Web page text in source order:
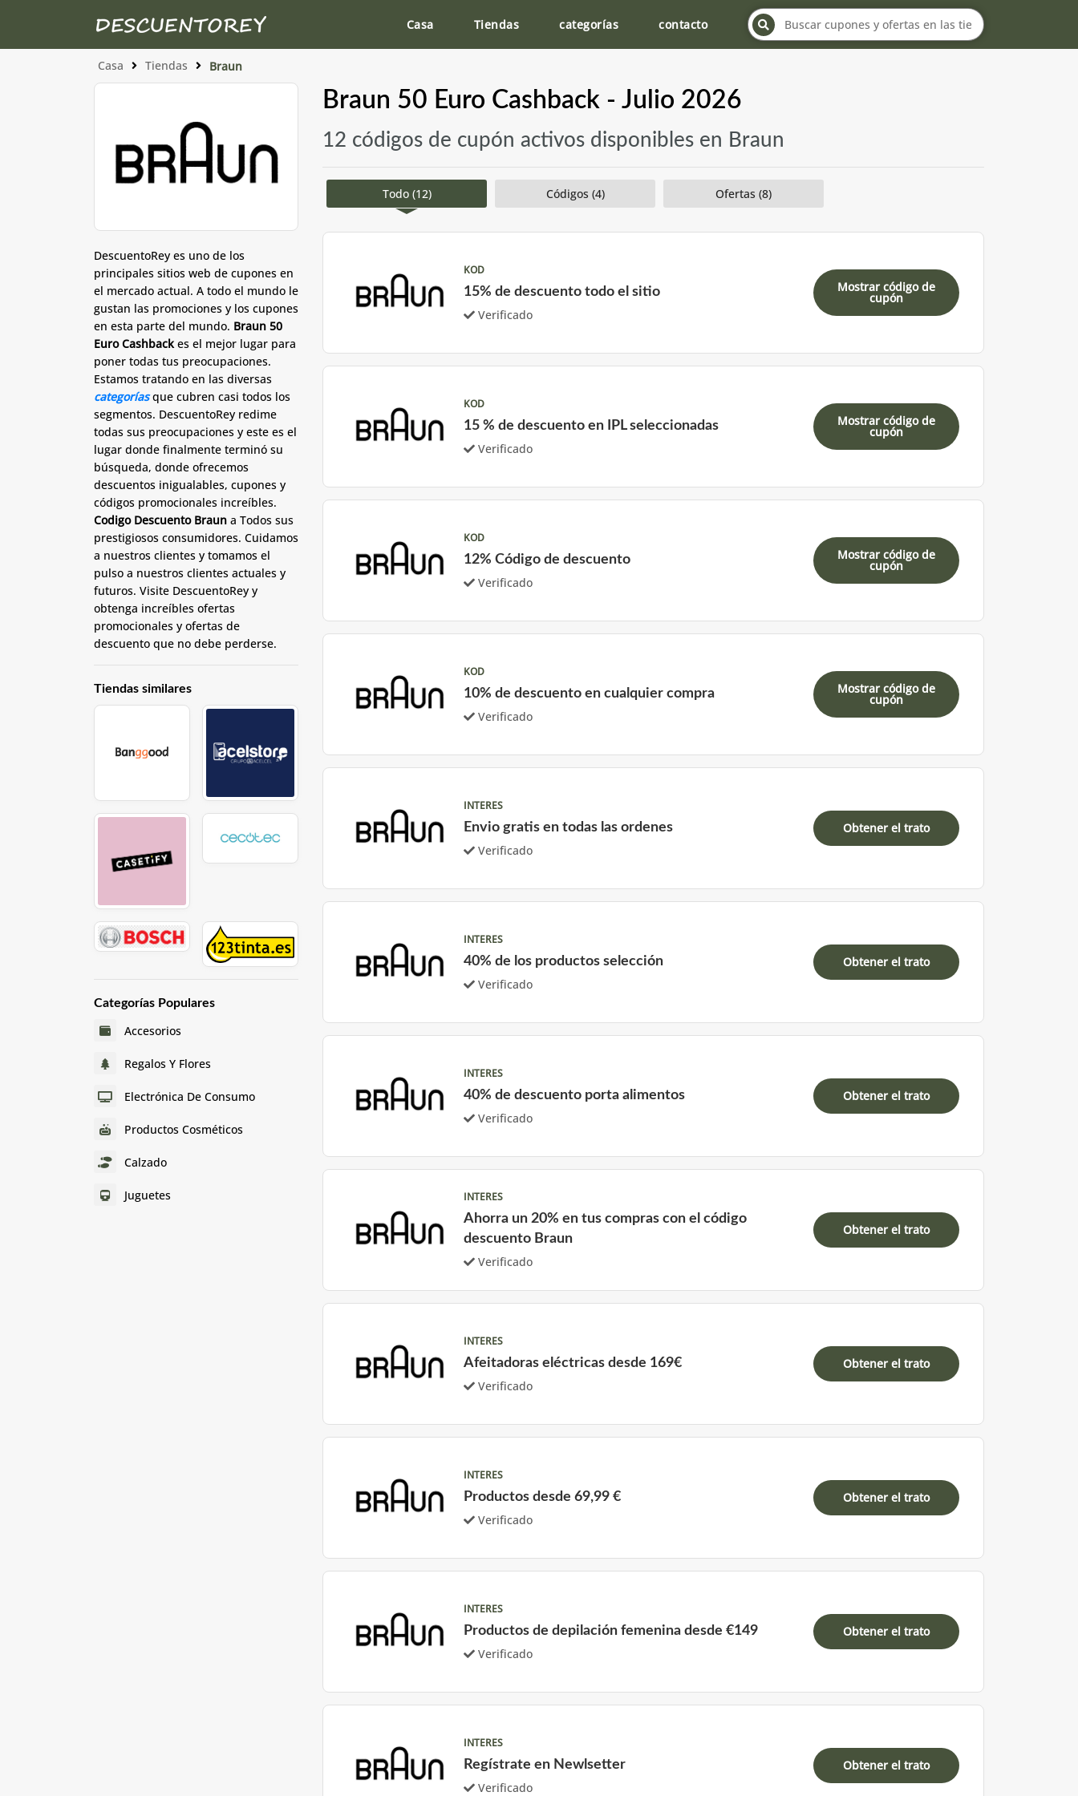
Casa Tiendas categorías contacto
Casa Tiendas Braun
Braun 50 Euro Cashback - Julio 2026
12 códigos de cupón activos disponibles en Braun
Todo (12) Códigos (4) Ofertas (8)
KOD
15% de descuento todo el sitio
Verificado
Mostrar código de
cupón
KOD
15 % de descuento en IPL seleccionadas
Verificado
Mostrar código de
cupón
KOD
12% Código de descuento
Verificado
Mostrar código de
cupón
KOD
10% de descuento en cualquier compra
Verificado
Mostrar código de
cupón
INTERES
Envio gratis en todas las ordenes
Verificado
Obtener el trato
INTERES
40% de los productos selección
Verificado
Obtener el trato
INTERES
40% de descuento porta alimentos
Verificado
Obtener el trato
INTERES
Ahorra un 20% en tus compras con el código
descuento Braun
Verificado
Obtener el trato
INTERES
Afeitadoras eléctricas desde 169€
Verificado
Obtener el trato
INTERES
Productos desde 69,99 €
Verificado
Obtener el trato
INTERES
Productos de depilación femenina desde €149
Verificado
Obtener el trato
INTERES
Regístrate en Newlsetter
Verificado
Obtener el trato
DescuentoRey es uno de los
principales sitios web de cupones en
el mercado actual. A todo el mundo le
gustan las promociones y los cupones
en esta parte del mundo. Braun 50
Euro Cashbackes el mejor lugar para
poner todas tus preocupaciones.
Estamos tratando en las diversas
categorías que cubren casi todos los
segmentos. DescuentoRey redime
todas sus preocupaciones y este es el
lugar donde finalmente terminó su
búsqueda, donde ofrecemos
descuentos inigualables, cupones y
códigos promocionales increíbles.
Codigo Descuento Braun a Todos sus
prestigiosos consumidores. Cuidamos
a nuestros clientes y tomamos el
pulso a nuestros clientes actuales y
futuros. Visite DescuentoRey y
obtenga increíbles ofertas
promocionales y ofertas de
descuento que no debe perderse.
Tiendas similares
Categorías Populares
Accesorios
Regalos Y Flores
Electrónica De Consumo
Productos Cosméticos
Calzado
Juguetes